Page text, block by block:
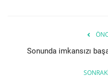
Sonunda imkansızı